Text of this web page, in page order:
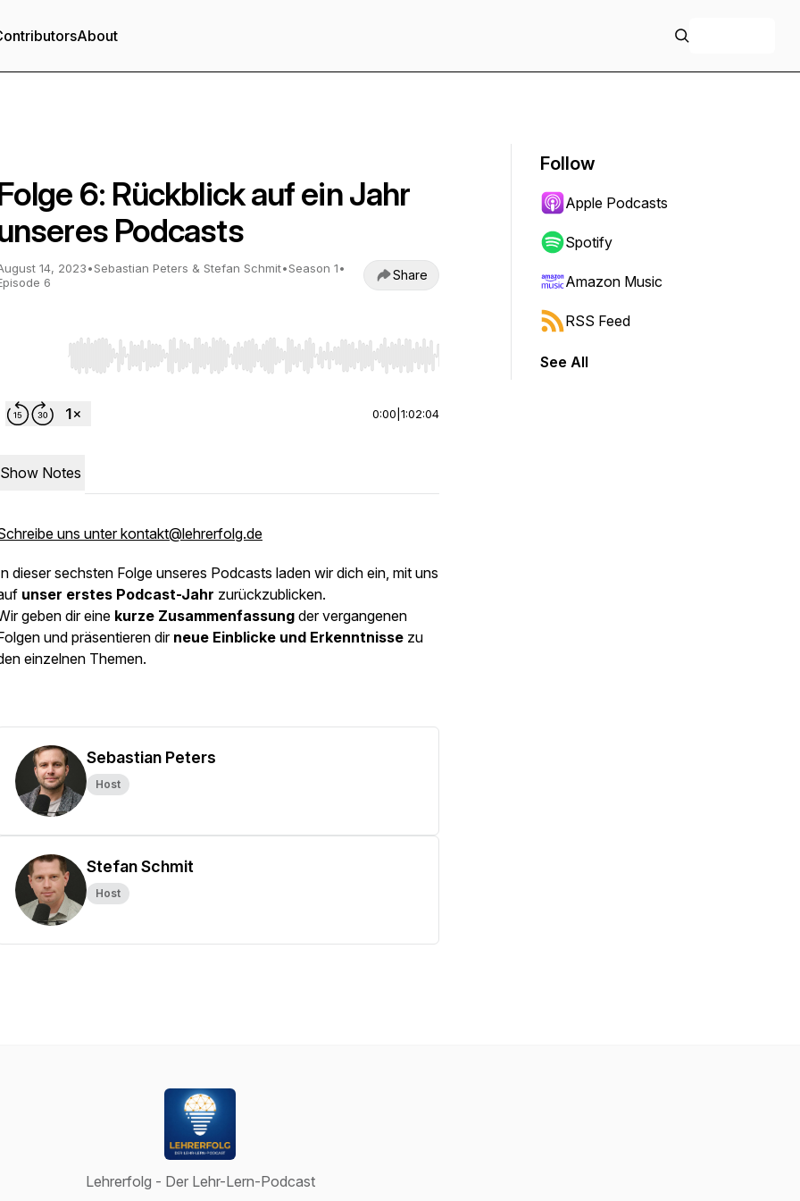
About
6: Rückblick auf ein Jahr
Podcasts
14, 2023•Sebastian Peters & Stefan Schmit•Season 1•
6
Share
Use Left/Right to seek, Home/End to jump to start or end. Hold shift to jump forward or backward.
0:00 1:02:04
Show Notes
uns unter kontakt@lehrerfolg.de
dieser sechsten Folge unseres Podcasts laden wir dich ein, mit uns
unser erstes Podcast-Jahr zurückzublicken.
geben dir eine kurze Zusammenfassung der vergangenen
und präsentieren dir neue Einblicke und Erkenntnisse zu
einzelnen Themen.
Sebastian Peters
Host
Stefan Schmit
Host
Follow
Apple Podcasts
Spotify
Amazon Music
RSS Feed
See All
Lehrerfolg - Der Lehr-Lern-Podcast